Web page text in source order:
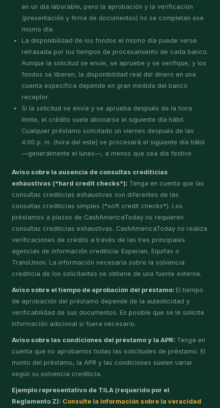
en un día laborable, pero la aprobación y la verificación
(presentación y firma de documentos) no se completan ese
mismo día.
La disponibilidad de los fondos el mismo día puede verse
retrasada por los tiempos de procesamiento de cada banco.
Aunque la solicitud se envíe, se apruebe y se verifique, y los
fondos se liberen, la disponibilidad real del dinero en una
cuenta específica depende en gran medida del banco
receptor.
Si la solicitud se envía y se aprueba después de la hora
límite, el crédito suele abonarse el siguiente día hábil.
Cualquier préstamo solicitado un viernes después de las
4:00 p. m. (hora del este) se procesará el siguiente día hábil
—generalmente el lunes—, a menos que sea día festivo.
Aviso sobre la ausencia de consultas crediticias
exhaustivas (*hard credit checks*): Tenga en cuenta que las
consultas crediticias exhaustivas son diferentes de las
consultas crediticias simples (*soft credit checks*). Los
préstamos a plazos de CashAmericaToday no requieren
consultas crediticias exhaustivas. CashAmericaToday no realiza
verificaciones de crédito a través de las tres principales
agencias de información crediticia: Experian, Equifax o
TransUnion. La información necesaria sobre la solvencia
crediticia de los solicitantes se obtiene de una fuente externa.
Aviso sobre el tiempo de aprobación del préstamo: El tiempo
de aprobación del préstamo depende de la autenticidad y
verificabilidad de sus documentos. Es posible que se le solicite
información adicional si fuera necesario.
Aviso sobre las condiciones del préstamo y la APR: Tenga en
cuenta que no aprobamos todas las solicitudes de préstamo. El
monto del préstamo, la APR y las condiciones suelen variar
según su solvencia crediticia.
Ejemplo representativo de TILA (requerido por el
Reglamento Z): Consulte la información sobre la veracidad